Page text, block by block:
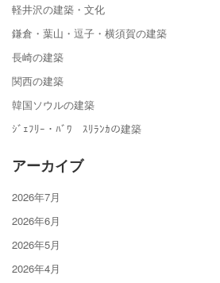
軽井沢の建築・文化
鎌倉・葉山・逗子・横須賀の建築
長崎の建築
関西の建築
韓国ソウルの建築
ｼﾞｪﾌﾘｰ・ﾊﾞﾜ ｽﾘﾗﾝｶの建築
アーカイブ
2026年7月
2026年6月
2026年5月
2026年4月